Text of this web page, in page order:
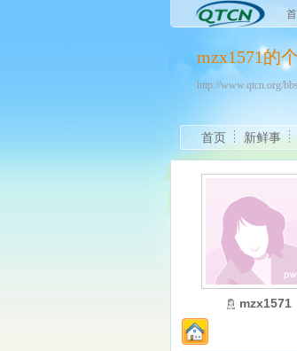
mzx1571的
http://www.qtcn.org/
首页 新鲜事
mzx1571